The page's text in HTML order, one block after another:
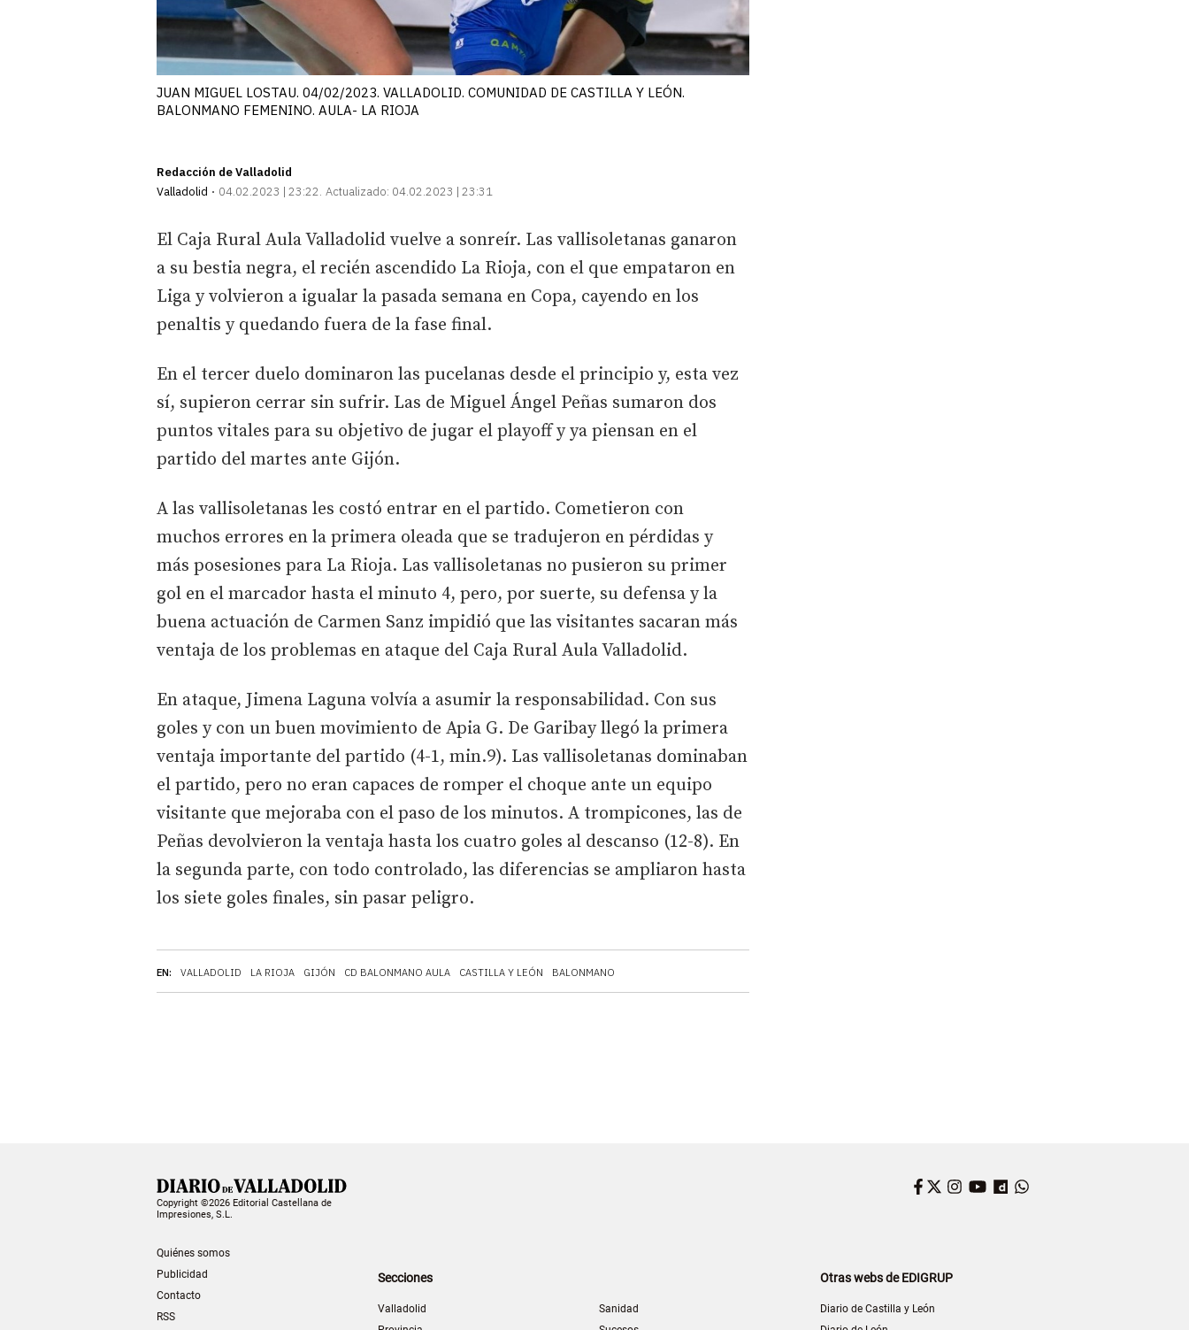
JUAN MIGUEL LOSTAU. 04/02/2023. VALLADOLID. COMUNIDAD DE CASTILLA Y LEÓN.
BALONMANO FEMENINO. AULA- LA RIOJA
Redacción de Valladolid
Valladolid
04.02.2023 | 23:22 Actualizado: 04.02.2023 | 23:31
EN: VALLADOLID LA RIOJA GIJÓN CD BALONMANO AULA CASTILLA Y LEÓN BALONMANO
El Caja Rural Aula Valladolid vuelve a sonreír. Las vallisoletanas ganaron
a su bestia negra, el recién ascendido La Rioja, con el que empataron en
Liga y volvieron a igualar la pasada semana en Copa, cayendo en los
penaltis y quedando fuera de la fase final.
En el tercer duelo dominaron las pucelanas desde el principio y, esta vez
sí, supieron cerrar sin sufrir. Las de Miguel Ángel Peñas sumaron dos
puntos vitales para su objetivo de jugar el playoff y ya piensan en el
partido del martes ante Gijón.
A las vallisoletanas les costó entrar en el partido. Cometieron con
muchos errores en la primera oleada que se tradujeron en pérdidas y
más posesiones para La Rioja. Las vallisoletanas no pusieron su primer
gol en el marcador hasta el minuto 4, pero, por suerte, su defensa y la
buena actuación de Carmen Sanz impidió que las visitantes sacaran más
ventaja de los problemas en ataque del Caja Rural Aula Valladolid.
En ataque, Jimena Laguna volvía a asumir la responsabilidad. Con sus
goles y con un buen movimiento de Apia G. De Garibay llegó la primera
ventaja importante del partido (4-1, min.9). Las vallisoletanas dominaban
el partido, pero no eran capaces de romper el choque ante un equipo
visitante que mejoraba con el paso de los minutos. A trompicones, las de
Peñas devolvieron la ventaja hasta los cuatro goles al descanso (12-8). En
la segunda parte, con todo controlado, las diferencias se ampliaron hasta
los siete goles finales, sin pasar peligro.
Copyright ©2026 Editorial Castellana de
Impresiones, S.L.
Quiénes somos
Publicidad
Contacto
RSS
Facebook
Twitter
Instagram
YouTube
Dailymotion
Secciones
Valladolid
Sanidad
Otras webs de EDIGRUP
Diario de Castilla y León